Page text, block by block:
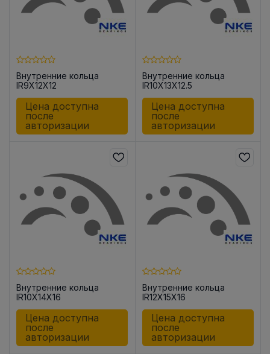
Внутренние кольца
IR9X12X12
Цена доступна
после
авторизации
Внутренние кольца
IR10X13X12.5
Цена доступна
после
авторизации
Внутренние кольца
IR10X14X16
Цена доступна
после
авторизации
Внутренние кольца
IR12X15X16
Цена доступна
после
авторизации